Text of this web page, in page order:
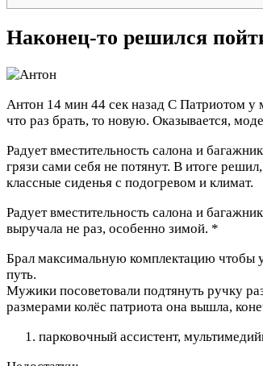
Наконец-то решился
Антон 14 мин 44 сек назад С Патриотом у
что раз брать, то новую. Оказывается,
Радует вместительность салона и
грязи сами себя не потянут. В итоге
классные сиденья с подогревом и климат.
Радует вместительность салона и
выручала не раз, особенно зимой. *
Брал максимальную комплектацию чтобы
путь.
Мужики посоветовали подтянуть ручку
размерами колёс патриота она вышла,
парковочный ассистент,